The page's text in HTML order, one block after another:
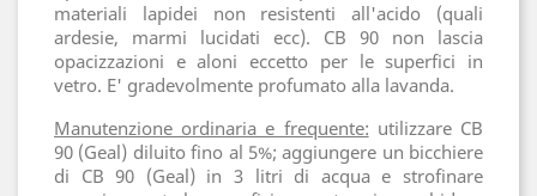
materiali lapidei non resistenti all'acido (quali
ardesie, marmi lucidati ecc). CB 90 non lascia
opacizzazioni e aloni eccetto per le superfici in
vetro. E' gradevolmente profumato alla lavanda.
Manutenzione ordinaria e frequente: utilizzare CB
90 (Geal) diluito fino al 5%; aggiungere un bicchiere
di CB 90 (Geal) in 3 litri di acqua e strofinare